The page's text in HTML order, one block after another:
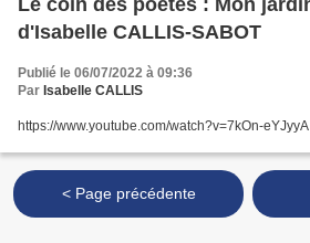
Le coin des poètes : Mon jardin que j'aimais
d'Isabelle CALLIS-SABOT
Publié le 06/07/2022 à 09:36
Par Isabelle CALLIS
https://www.youtube.com/watch?v=7kOn-eYJyyA
< Page précédente